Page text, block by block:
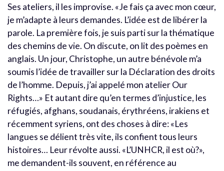
Ses ateliers, il les improvise. «Je fais ça avec mon cœur,
je m’adapte à leurs demandes. L’idée est de libérer la
parole. La première fois, je suis parti sur la thématique
des chemins de vie. On discute, on lit des poèmes en
anglais. Un jour, Christophe, un autre bénévole m’a
soumis l’idée de travailler sur la Déclaration des droits
de l’homme. Depuis, j’ai appelé mon atelier Our
Rights…» Et autant dire qu’en termes d’injustice, les
réfugiés, afghans, soudanais, érythréens, irakiens et
récemment syriens, ont des choses à dire: «Les
langues se délient très vite, ils confient tous leurs
histoires… Leur révolte aussi. «L’UNHCR, il est où?»,
me demandent-ils souvent, en référence au